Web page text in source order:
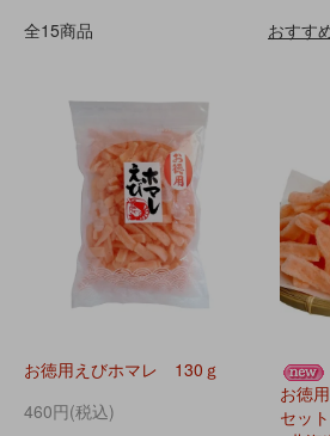
全15商品 おすす
お徳用えびホマレ 130ｇ
460円(税込)
お徳
セット